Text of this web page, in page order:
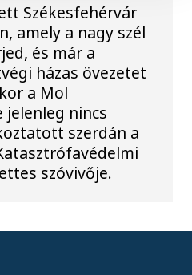
Székesfehérvár
amely a nagy szél
és már a
házas övezetet
a Mol
jelenleg nincs
szerdán a
szóvivője.